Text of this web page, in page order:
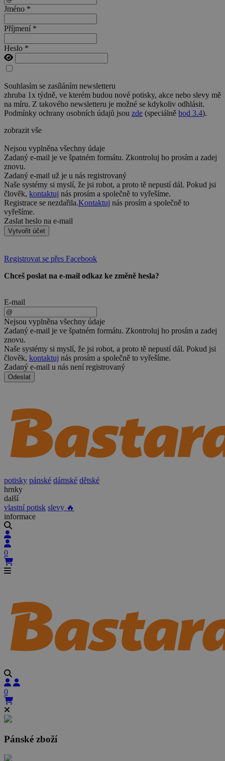
Jméno *
Příjmení *
Heslo *
Souhlasím se zasíláním newsletteru
zhruba 1x týdně, ve kterém budou nové potisky, akce nebo slevy mě
na míru. Z takového newsletteru je možné se kdykoliv odhlásit.
Podmínky ochrany osobních údajů jsou zde (speciálně bod 3.4).
zobrazit vše
Nejsou vyplněna všechny údaje
Zadaný e-mail je ve špatném formátu. Zkontroluj ho prosím a zadej
znovu.
Zadaný e-mail už je u nás registrovaný
Naše systémy si myslí, že jsi robot, a proto tě nepustí dál. Pokud jsi
člověk, kontaktuj nás prosím a společně to vyřešíme.
Registrace se nezdařila.Kontaktuj nás prosím a společně to
vyřešíme.
Zaslat heslo na e-mail
Vytvořit účet
Registrovat se přes Facebook
Chceš poslat na e-mail odkaz ke změně hesla?
E-mail
Nejsou vyplněna všechny údaje
Zadaný e-mail je ve špatném formátu. Zkontroluj ho prosím a zadej
znovu.
Naše systémy si myslí, že jsi robot, a proto tě nepustí dál. Pokud jsi
člověk, kontaktuj nás prosím a společně to vyřešíme.
Zadaný e-mail u nás není registrovaný
Odeslat
potisky pánské dámské dětské
hrnky
další
vlastní potisk slevy 🔥
informace
0
0
Pánské zboží